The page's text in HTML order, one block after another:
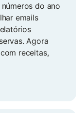
do ano
emails
Agora
receitas,